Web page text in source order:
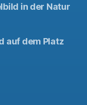
in der Natur
auf dem Platz